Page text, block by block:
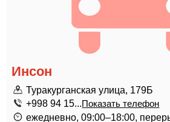
Инсон
Туракурганская улица, 179Б
+998 94 15...Показать телефон
ежедневно, 09:00–18:00,